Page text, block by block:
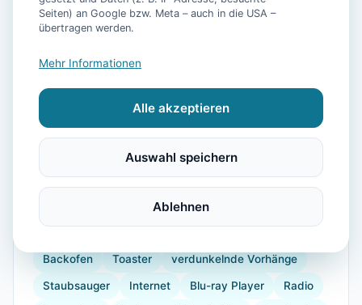
Ausstattung
Heizung Waschmaschine
Trockner Küche Kühlschrank Mikrowelle
Kaffeemaschine Herdplatte
Backofen Toaster verdunkelnde Vorhänge
Staubsauger Internet Blu-ray Player Radio
Seiten) an Google bzw. Meta – auch in die USA –
übertragen werden.
Mehr Informationen
Alle akzeptieren
Auswahl speichern
Ablehnen